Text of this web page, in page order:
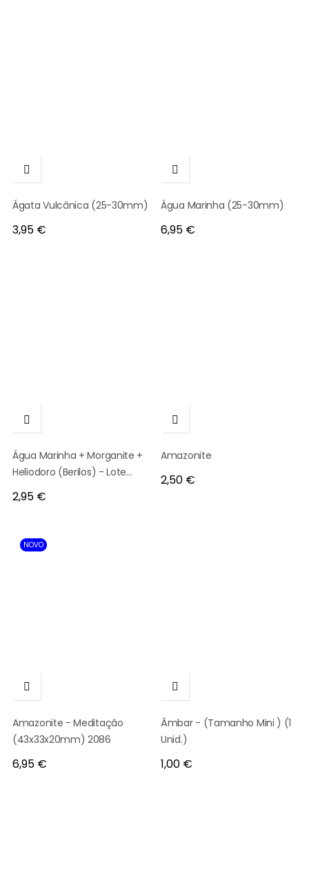

Ágata Vulcânica (25-30mm)
Preço
3,95 €

Água Marinha (25-30mm)
Preço
6,95 €

Água Marinha + Morganite +
Heliodoro (Berilos) - Lote
20gr - Cristais Pequenos
Preço
2,95 €

Amazonite
Preço
2,50 €
NOVO

Amazonite - Meditação
(43x33x20mm) 2086
Preço
6,95 €

Âmbar - (Tamanho Mini ) (1
Unid.)
Preço
1,00 €